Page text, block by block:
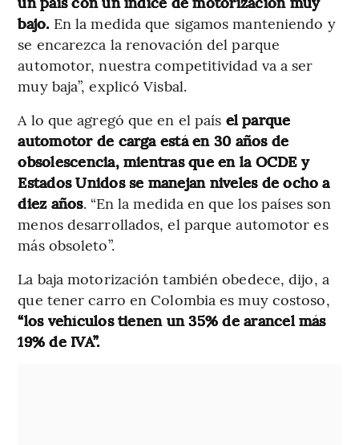
bajo. En la medida que sigamos manteniendo y
se encarezca la renovación del parque
automotor, nuestra competitividad va a ser
muy baja”, explicó Visbal.
A lo que agregó que en el país el parque
automotor de carga está en 30 años de
obsolescencia, mientras que en la OCDE y
Estados Unidos se manejan niveles de ocho a
diez años. “En la medida en que los países son
menos desarrollados, el parque automotor es
más obsoleto”.
La baja motorización también obedece, dijo, a
que tener carro en Colombia es muy costoso,
“los vehículos tienen un 35% de arancel más
19% de IVA”.